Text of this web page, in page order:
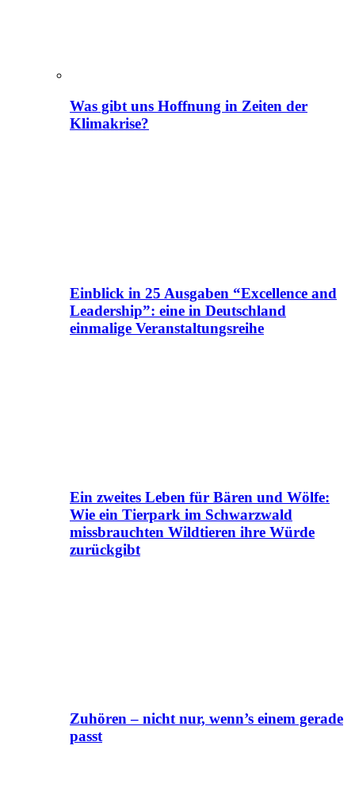
Was gibt uns Hoffnung in Zeiten der
Klimakrise?
Einblick in 25 Ausgaben “Excellence and
Leadership”: eine in Deutschland
einmalige Veranstaltungsreihe
Ein zweites Leben für Bären und Wölfe:
Wie ein Tierpark im Schwarzwald
missbrauchten Wildtieren ihre Würde
zurückgibt
Zuhören – nicht nur, wenn’s einem gerade
passt